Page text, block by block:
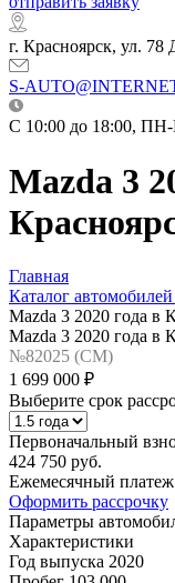
г. Красноярск, ул.
S-
C 10:00 до 18:00,
Mazda 3
Главная
Каталог
Mazda 3 2020 года в
Mazda 3 2020 года в
№82025 (CM)
1 699 000 ₽
Выберите срок
Первоначальный
424 750 руб.
Ежемесячный
Оформить рассрочку
Параметры
Характеристики
Год выпуска 2020